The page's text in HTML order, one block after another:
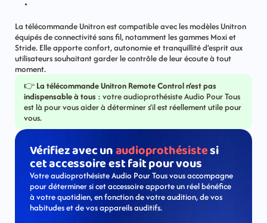
La télécommande Unitron est compatible avec les modèles Unitron
équipés de connectivité sans fil, notamment les gammes Moxi et
Stride. Elle apporte confort, autonomie et tranquillité d’esprit aux
utilisateurs souhaitant garder le contrôle de leur écoute à tout
moment.
👉 La télécommande Unitron Remote Control n’est pas
indispensable à tous : votre audioprothésiste Audio Pour Tous
est là pour vous aider à déterminer s’il est réellement utile pour
vous.
Vérifiez avec un audioprothésiste si
cet accessoire est fait pour vous
Votre audioprothésiste Audio Pour Tous vous accompagne
pour déterminer si cet accessoire apporte un réel bénéfice
à votre quotidien, en fonction de votre audition, de vos
habitudes et de vos appareils auditifs.